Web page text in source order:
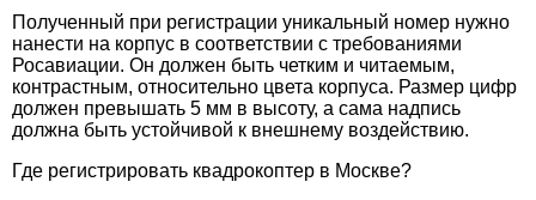
Полученный при регистрации уникальный номер нужно
нанести на корпус в соответствии с требованиями
Росавиации. Он должен быть четким и читаемым,
контрастным, относительно цвета корпуса. Размер цифр
должен превышать 5 мм в высоту, а сама надпись
должна быть устойчивой к внешнему воздействию.
Где регистрировать квадрокоптер в Москве?